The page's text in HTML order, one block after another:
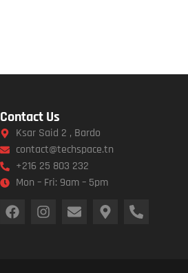
Contact Us
Ksar Said 2 , Bardo
contact@techspace.tn
+216 25 803 232
Mon – Fri: 9am – 5pm